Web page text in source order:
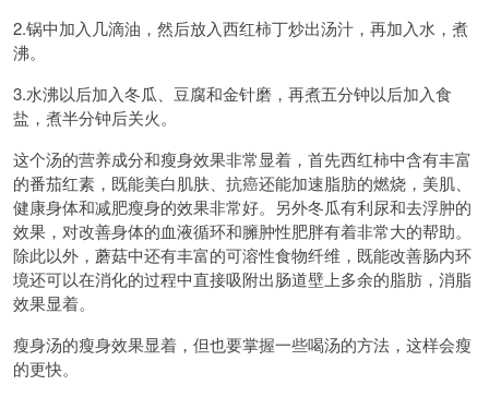
2.锅中加入几滴油，然后放入西红柿丁炒出汤汁，再加入水，煮
沸。
3.水沸以后加入冬瓜、豆腐和金针磨，再煮五分钟以后加入食
盐，煮半分钟后关火。
这个汤的营养成分和瘦身效果非常显着，首先西红柿中含有丰富
的番茄红素，既能美白肌肤、抗癌还能加速脂肪的燃烧，美肌、
健康身体和减肥瘦身的效果非常好。另外冬瓜有利尿和去浮肿的
效果，对改善身体的血液循环和臃肿性肥胖有着非常大的帮助。
除此以外，蘑菇中还有丰富的可溶性食物纤维，既能改善肠内环
境还可以在消化的过程中直接吸附出肠道壁上多余的脂肪，消脂
效果显着。
瘦身汤的瘦身效果显着，但也要掌握一些喝汤的方法，这样会瘦
的更快。